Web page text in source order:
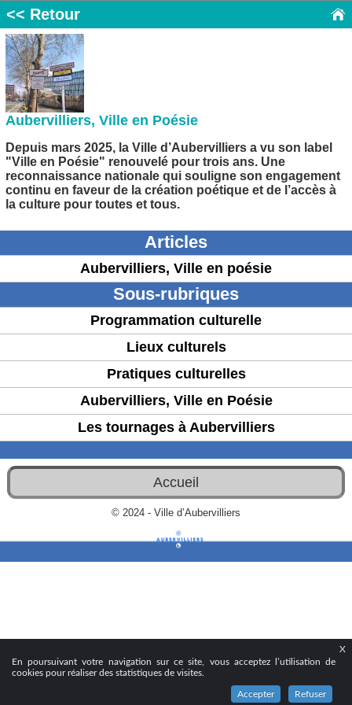
X
En poursuivant votre navigation sur ce site, vous acceptez l’utilisation de
cookies pour réaliser des statistiques de visites.
Accepter Refuser
<< Retour
Aubervilliers, Ville en Poésie
Depuis mars 2025, la Ville d’Aubervilliers a vu son label
"Ville en Poésie" renouvelé pour trois ans. Une
reconnaissance nationale qui souligne son engagement
continu en faveur de la création poétique et de l’accès à
la culture pour toutes et tous.
Articles
Aubervilliers, Ville en poésie
Sous-rubriques
Programmation culturelle
Lieux culturels
Pratiques culturelles
Aubervilliers, Ville en Poésie
Les tournages à Aubervilliers
Accueil
© 2024 - Ville d’Aubervilliers